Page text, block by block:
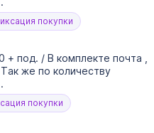
покупки
под. / В комплекте почта ,
же по количеству
покупки